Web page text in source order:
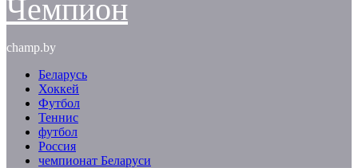
Чемпион
champ.by
Беларусь
Хоккей
Футбол
Теннис
футбол
Россия
чемпионат Беларуси